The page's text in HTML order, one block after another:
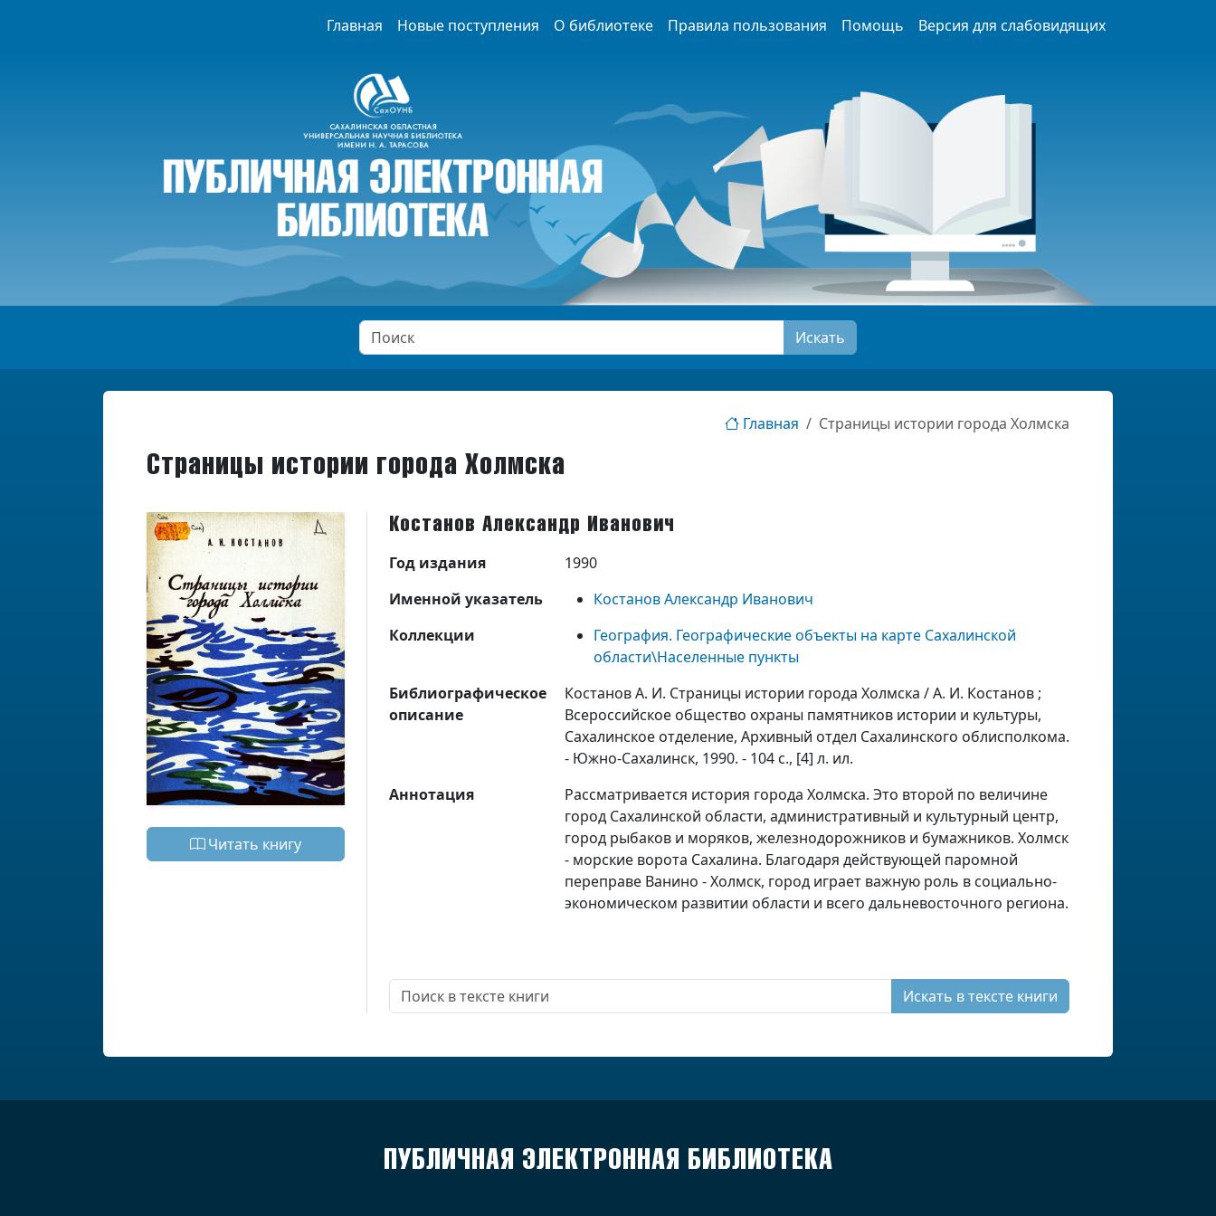
Главная Новые поступления О библиотеке Правила пользования Помощь Версия для слабовидящих
Искать
Главная Страницы истории города Холмска
Страницы истории города Холмска
Читать книгу
Костанов Александр Иванович
Год издания
1990
Именной указатель
Костанов Александр Иванович
Коллекции
География. Географические объекты на карте Сахалинской
области\Населенные пункты
Библиографическое
описание
Костанов А. И. Страницы истории города Холмска / А. И. Костанов ;
Всероссийское общество охраны памятников истории и культуры,
Сахалинское отделение, Архивный отдел Сахалинского облисполкома.
- Южно-Сахалинск, 1990. - 104 с., [4] л. ил.
Аннотация
Рассматривается история города Холмска. Это второй по величине
город Сахалинской области, административный и культурный центр,
город рыбаков и моряков, железнодорожников и бумажников. Холмск
- морские ворота Сахалина. Благодаря действующей паромной
переправе Ванино - Холмск, город играет важную роль в социально-
экономическом развитии области и всего дальневосточного региона.
Искать в тексте книги
ПУБЛИЧНАЯ ЭЛЕКТРОННАЯ БИБЛИОТЕКА